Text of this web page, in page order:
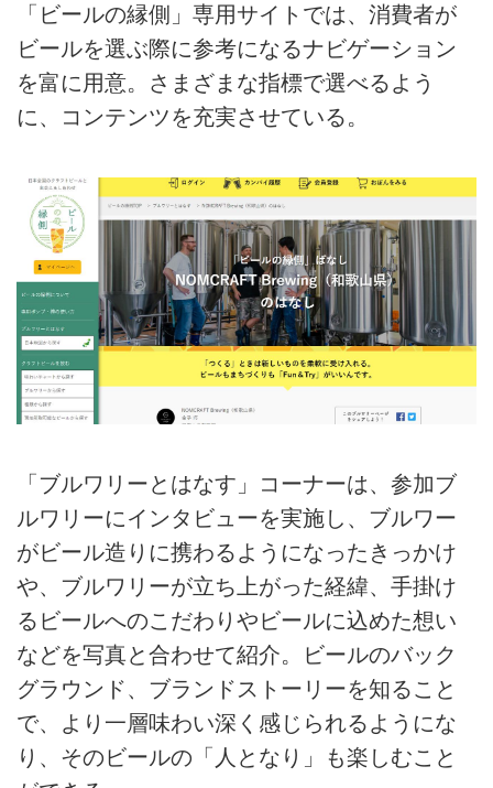
「ビールの縁側」専用サイトでは、消費者が
ビールを選ぶ際に参考になるナビゲーション
を富に用意。さまざまな指標で選べるよう
に、コンテンツを充実させている。
「ブルワリーとはなす」コーナーは、参加ブ
ルワリーにインタビューを実施し、ブルワー
がビール造りに携わるようになったきっかけ
や、ブルワリーが立ち上がった経緯、手掛け
るビールへのこだわりやビールに込めた想い
などを写真と合わせて紹介。ビールのバック
グラウンド、ブランドストーリーを知ること
で、より一層味わい深く感じられるようにな
り、そのビールの「人となり」も楽しむこと